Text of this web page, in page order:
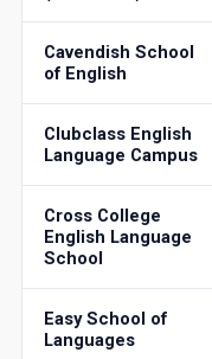
Cavendish School
of English
Clubclass English
Language Campus
Cross College
English Language
School
Easy School of
Languages